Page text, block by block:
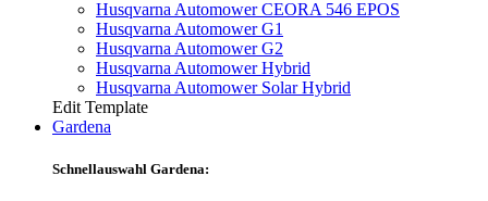
Husqvarna Automower CEORA 546 EPOS
Husqvarna Automower G1
Husqvarna Automower G2
Husqvarna Automower Hybrid
Husqvarna Automower Solar Hybrid
Edit Template
Gardena
Schnellauswahl Gardena: